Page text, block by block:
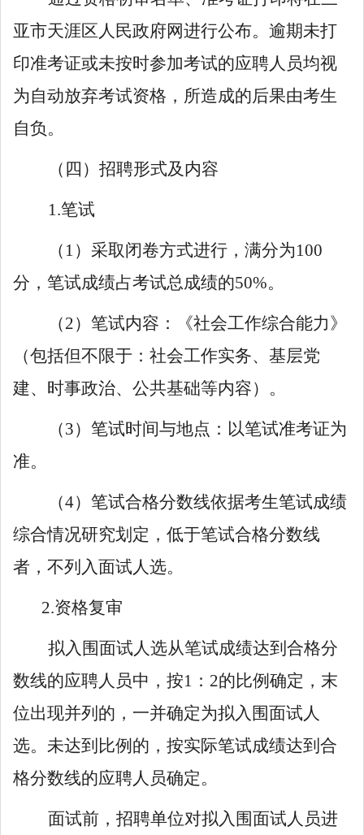
亚市天涯区人民政府网进行公布。 逾期未打
印准考证或未按时参加考试的应聘人员均视
为自动放弃考试资格，所造成的后果由考生
自负。
（四）招聘形式及内容
1.笔试
（ 1 ） 采取闭卷方式进行，满分为100
分 ， 笔试成绩占考试总成绩的50%。
（2）笔试内容：《社会工作综合能力》
（包括但不限于：社会工作实务、基层党
建、时事政治、公共基础等内容）。
（3）笔试时间与地点：以笔试准考证为
准。
（4） 笔试合格分数线依据考生笔试成绩
综合情况研究划定 ，低于笔试合格分数线
者，不列入面试人选。
2.资格复审
拟入围面试人选从笔试成绩达到合格分
数线的应聘人员中，按1 ： 2的比例确定，末
位出现并列的，一并确定为拟入围面试人
选。未达到比例的，按实际笔试成绩达到合
格分数线的应聘人员确定。
面试前，招聘单位对拟入围面试人员进